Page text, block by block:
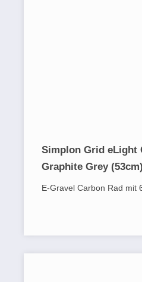
Simplon Grid eLight
Graphite Grey (53cm)
E-Gravel Carbon Rad mit